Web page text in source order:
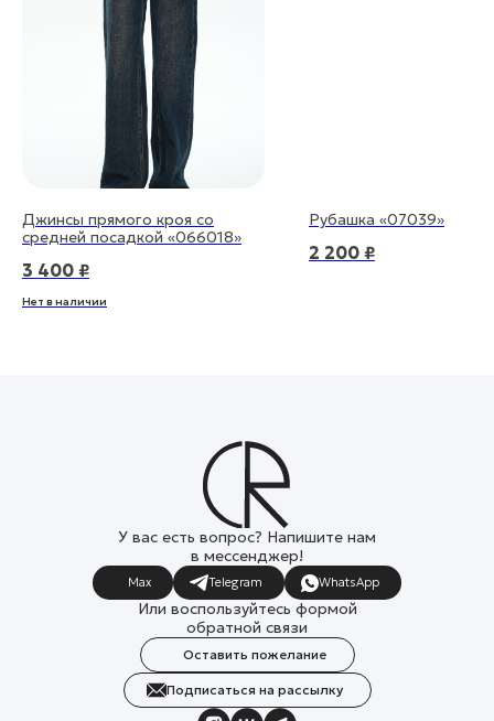
Джинсы прямого кроя со
средней посадкой «066018»
3 400 ₽
Нет в наличии
Рубашка «07039»
2 200 ₽
У вас есть вопрос? Напишите нам
в мессенджер!
Max Telegram WhatsApp
Или воспользуйтесь формой
обратной связи
Оставить пожелание
Подписаться на рассылку